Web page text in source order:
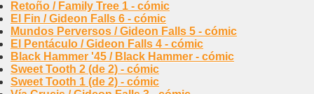
Retoño / Family Tree 1 - cómic
El Fin / Gideon Falls 6 - cómic
Mundos Perversos / Gideon Falls 5 - cómic
El Pentáculo / Gideon Falls 4 - cómic
Black Hammer '45 / Black Hammer - cómic
Sweet Tooth 2 (de 2) - cómic
Sweet Tooth 1 (de 2) - cómic